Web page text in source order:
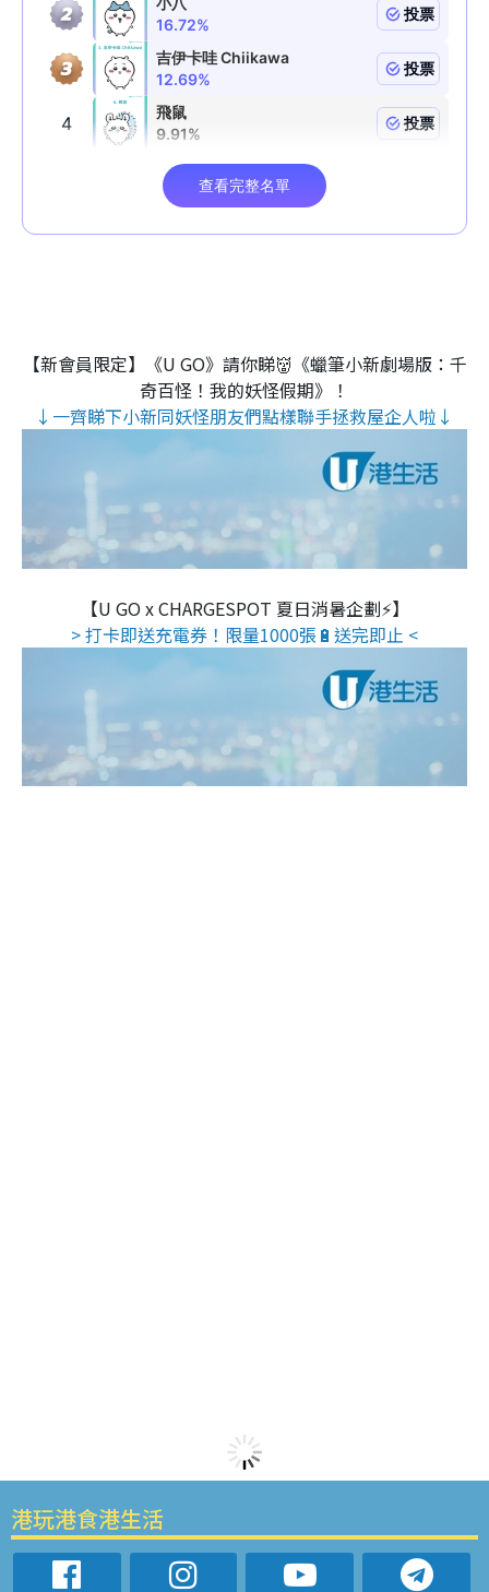
【新會員限定】《U GO》請你睇👹《蠟筆小新劇場版：千
奇百怪！我的妖怪假期》！
↓一齊睇下小新同妖怪朋友們點樣聯手拯救屋企人啦↓
【U GO x CHARGESPOT 夏日消暑企劃⚡】
> 打卡即送充電券！限量1000張🔋送完即止 <
港玩港食港生活